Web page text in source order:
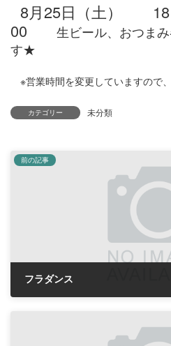
8月25日（土）
00
生ビール、おつま
す★
※営業時間を変更していますので
カテゴリー 未分類
前の記事
フラダンス